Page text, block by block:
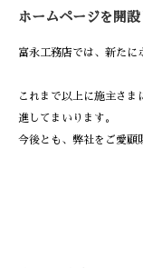
ホームページを開設
富永工務店では、新たに
これまで以上に施主さま
進してまいります。
今後とも、弊社をご愛顧